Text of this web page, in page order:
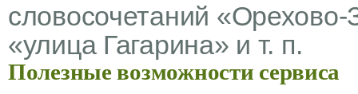
словосочетаний
«улица Гагарина» и т. п.
Полезные возможности сервиса